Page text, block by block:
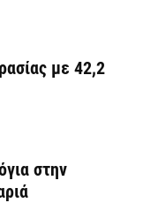
με 42,2
στην